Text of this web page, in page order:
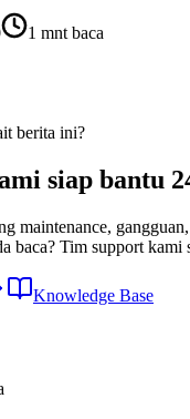
1 mnt baca
berita ini?
siap bantu
maintenance,
baca? Tim support kami
Knowledge Base